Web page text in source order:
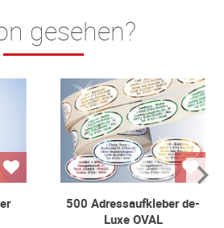
gesehen?
500 Adressaufkleber de-
Luxe OVAL